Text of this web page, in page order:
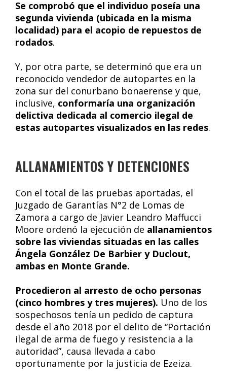
Se comprobó que el individuo poseía una
segunda vivienda (ubicada en la misma
localidad) para el acopio de repuestos de
rodados.
Y, por otra parte, se determinó que era un
reconocido vendedor de autopartes en la
zona sur del conurbano bonaerense y que,
inclusive, conformaría una organización
delictiva dedicada al comercio ilegal de
estas autopartes visualizados en las redes.
ALLANAMIENTOS Y DETENCIONES
Con el total de las pruebas aportadas, el
Juzgado de Garantías N°2 de Lomas de
Zamora a cargo de Javier Leandro Maffucci
Moore ordenó la ejecución de allanamientos
sobre las viviendas situadas en las calles
Ángela González De Barbier y Duclout,
ambas en Monte Grande.
Procedieron al arresto de ocho personas
(cinco hombres y tres mujeres). Uno de los
sospechosos tenía un pedido de captura
desde el año 2018 por el delito de “Portación
ilegal de arma de fuego y resistencia a la
autoridad”, causa llevada a cabo
oportunamente por la justicia de Ezeiza.